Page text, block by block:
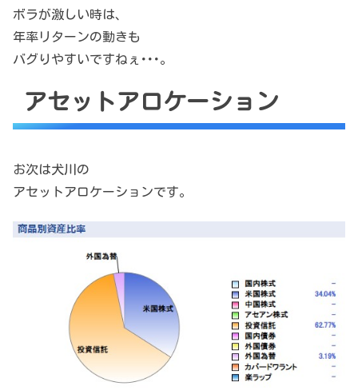
ボラが激しい時は、
年率リターンの動きも
バグりやすいですねぇ･･･。
アセットアロケーション
お次は犬川の
アセットアロケーションです。